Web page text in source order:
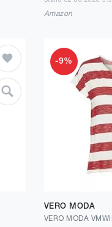
Amazon
-9%
VERO MODA